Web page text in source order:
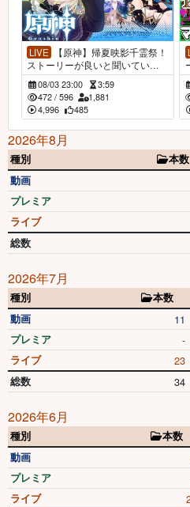
LIVE
ストーリーが良いと聞いてい
る！【Genshin Impact】【夜絆ニ
ウ / NeoPorte (ネオポルテ) 】
08/03 23:00
3:59
472/ 596
1,881
4,996
485
2026年8月
種別 本数
動画
プレミア
ライブ
総数
2026年7月
種別 本数
動画
11
プレミア -
ライブ 23
総数 34
2026年6月
種別 本数
動画
プレミア
ライブ